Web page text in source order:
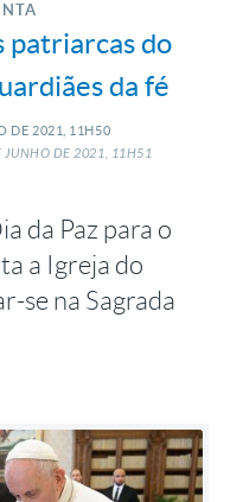
patriarcas do
da fé
DE 2021, 11H50
JUNHO DE2021, 11H51
da Paz para o
a Igreja do
se na Sagrada